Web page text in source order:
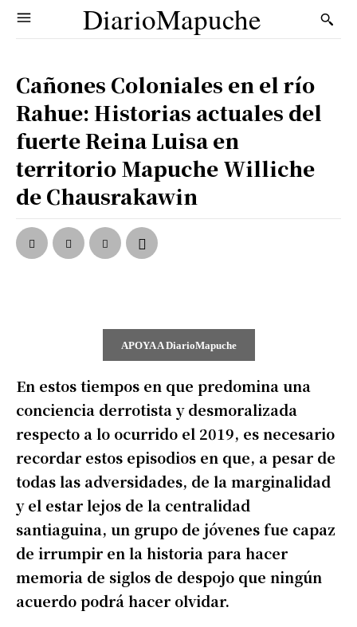
DiarioMapuche
Cañones Coloniales en el río
Rahue: Historias actuales del
fuerte Reina Luisa en
territorio Mapuche Williche
de Chausrakawin
APOYA A DiarioMapuche
En estos tiempos en que predomina una
conciencia derrotista y desmoralizada
respecto a lo ocurrido el 2019, es necesario
recordar estos episodios en que, a pesar de
todas las adversidades, de la marginalidad
y el estar lejos de la centralidad
santiaguina, un grupo de jóvenes fue capaz
de irrumpir en la historia para hacer
memoria de siglos de despojo que ningún
acuerdo podrá hacer olvidar.